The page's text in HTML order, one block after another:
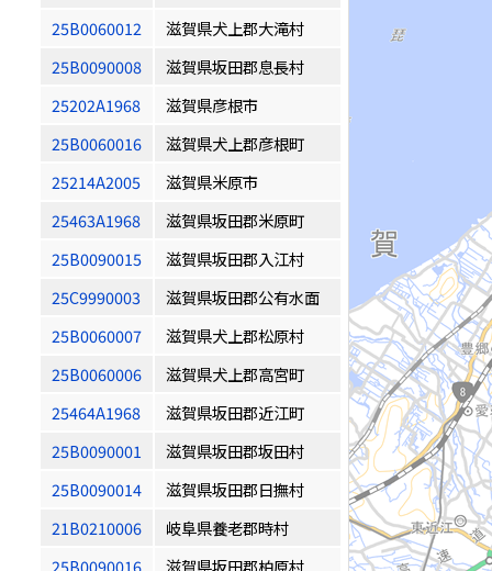
25B0060012
滋賀県犬上郡大滝村
25B0090008
滋賀県坂田郡息長村
25202A1968
滋賀県彦根市
25B0060016
滋賀県犬上郡彦根町
25214A2005
滋賀県米原市
25463A1968
滋賀県坂田郡米原町
25B0090015
滋賀県坂田郡入江村
25C9990003
滋賀県坂田郡公有水面
25B0060007
滋賀県犬上郡松原村
25B0060006
滋賀県犬上郡高宮町
25464A1968
滋賀県坂田郡近江町
25B0090001
滋賀県坂田郡坂田村
25B0090014
滋賀県坂田郡日撫村
21B0210006
岐阜県養老郡時村
25B0090016
滋賀県坂田郡柏原村